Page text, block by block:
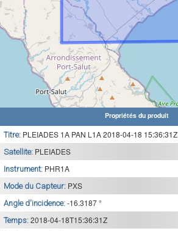
Propriétés du produit
Titre: PLEIADES 1A PAN L1A 2018-04-18 15:36:31Z
Satellite: PLEIADES
Instrument: PHR1A
Mode du Capteur: PXS
Angle d'incidence: -16.3187 °
Temps: 2018-04-18T15:36:31Z